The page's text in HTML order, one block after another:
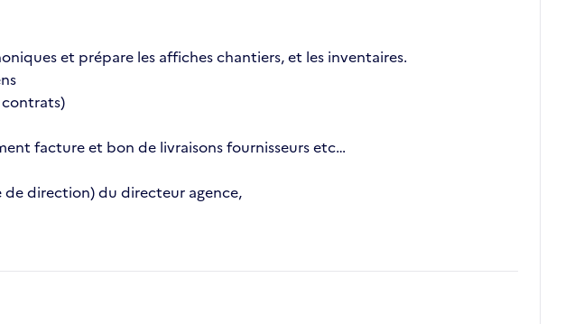
et prépare les affiches chantiers, et les inventaires.
contrats)
facture et bon de livraisons fournisseurs etc…
de direction) du directeur agence,